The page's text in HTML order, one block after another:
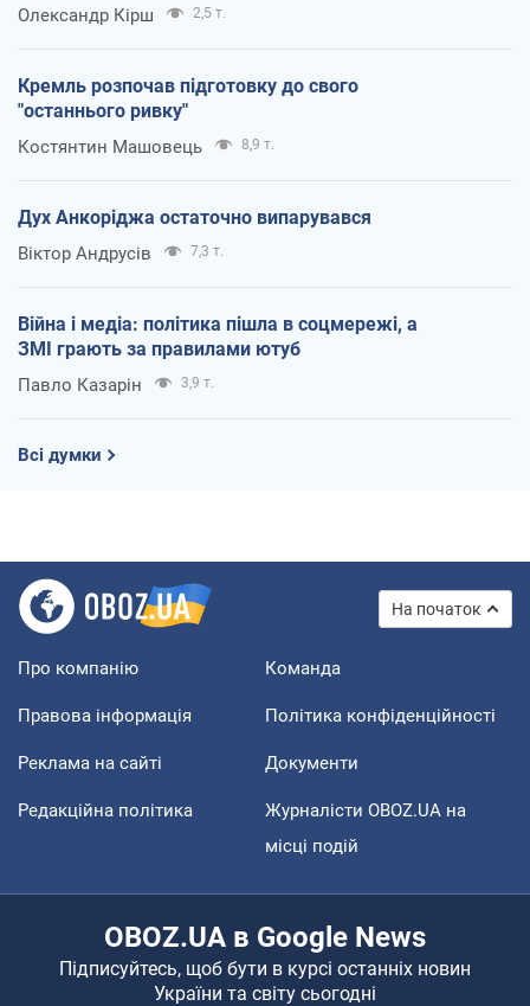
Олександр Кірш 2,5 т.
Кремль розпочав підготовку до свого
"останнього ривку"
Костянтин Машовець 8,9 т.
Дух Анкоріджа остаточно випарувався
Віктор Андрусів 7,3 т.
Війна і медіа: політика пішла в соцмережі, а
ЗМІ грають за правилами ютуб
Павло Казарін 3,9 т.
Всі думки
На початок
Про компанію Команда
Правова інформація Політика конфіденційності
Реклама на сайті Документи
Редакційна політика
Журналісти OBOZ.UA на
місці подій
OBOZ.UA в Google News
Підписуйтесь, щоб бути в курсі останніх новин
України та світу сьогодні